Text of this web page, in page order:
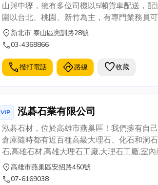
山與中壢，擁有多位司機以5噸貨車配送，
圍以台北、桃園、新竹為主，有專門業務員
要銷售輕鋼架、輕隔間：矽酸鈣板、石膏板
花板、超耐磨地板
location_on新北市 泰山區憲訓路28號
call03-4368866
call撥打電話 directions路線 favorite收藏
VIP 泓碁石業有限公司
泓碁石材，位於高雄市燕巢區！我們擁有自
倉庫隨時都有近百種高級大理石、化石和洞
石,高雄石材,高雄大理石工廠,大理石工廠,室內
高雄石材加工、高雄大理石銷售、高雄大理石
location_on高雄市燕巢區安招路450號
call07-6169038